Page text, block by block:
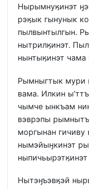
Нырымнуӄинэт
рэӄык гынунык
пылвынтылгын.
нытрилӄинэт.
нынтыӄинэт чама
Рымныгтык мури
вама. Илкин
чымче ынкъам
вэврэпы
моргынан гичиву
нымэйыӈкинэт
Нытэӈъэвӄэй